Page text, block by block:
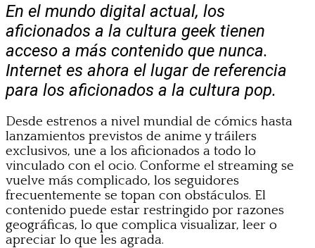
En el mundo digital actual, los
aficionados a la cultura geek tienen
acceso a más contenido que nunca.
Internet es ahora el lugar de referencia
para los aficionados a la cultura pop.
Desde estrenos a nivel mundial de cómics hasta
lanzamientos previstos de anime y tráilers
exclusivos, une a los aficionados a todo lo
vinculado con el ocio. Conforme el streaming se
vuelve más complicado, los seguidores
frecuentemente se topan con obstáculos. El
contenido puede estar restringido por razones
geográficas, lo que complica visualizar, leer o
apreciar lo que les agrada.